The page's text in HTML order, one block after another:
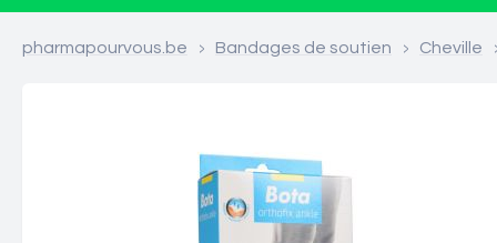
pharmapourvous.be > Bandages de soutien > Cheville